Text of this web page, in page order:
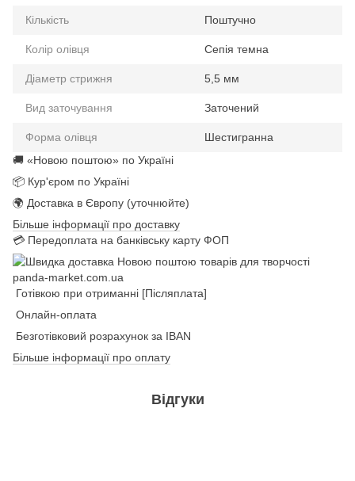
Кількість Поштучно
Колір олівця Сепія темна
Діаметр стрижня 5,5 мм
Вид заточування Заточений
Форма олівця
Шестигранна
🚚 «Новою поштою» по Україні
📦 Кур'єром по Україні
🌍 Доставка в Європу (уточнюйте)
Більше інформації про доставку
💳 Передоплата на банківську карту ФОП
Готівкою при отриманні [Післяплата]
Онлайн-оплата
Безготівковий розрахунок за IBAN
Більше інформації про оплату
Відгуки